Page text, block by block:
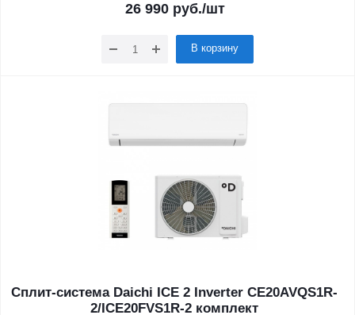
26 990руб./шт
В корзину
Сплит-система Daichi ICE 2 Inverter CE20AVQS1R-
2/ICE20FVS1R-2 комплект